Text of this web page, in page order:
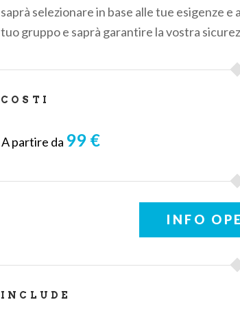
saprà selezionare in base alle tue esigenze
tuo gruppo e saprà garantire la vostra
COSTI
A partire da 99 €
INFO
INCLUDE